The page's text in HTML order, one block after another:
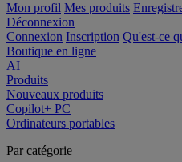
Mon profil Mes produits
Déconnexion
Connexion Inscription Qu'est-ce
Boutique en ligne
AI
Produits
Nouveaux produits
Copilot+ PC
Ordinateurs portables
Par catégorie